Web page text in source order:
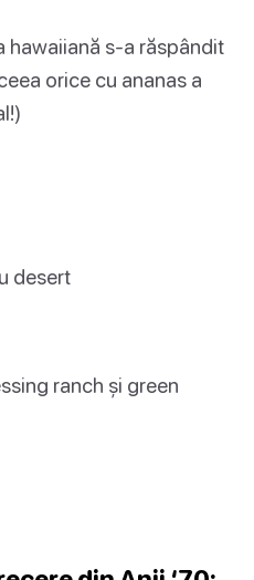
hawaiiană s-a răspândit
orice cu ananas a
desert
ranch și green